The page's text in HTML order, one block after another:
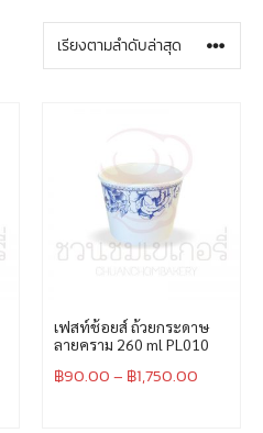
เฟสท์ช้อยส์ ถ้วยกระดาษ
ลายคราม 260 ml PL010
฿90.00– ฿1,750.00